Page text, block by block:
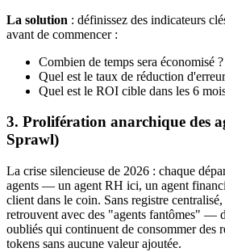
La solution : définissez des indicateurs
avant de commencer :
Combien de temps sera économisé ?
Quel est le taux de réduction
Quel est le ROI cible dans les 6
3. Prolifération anarchique des
Sprawl)
La crise silencieuse de 2026 : chaque
agents — un agent RH ici, un agent
client dans le coin. Sans registre
retrouvent avec des "agents fantômes" —
oubliés qui continuent de consommer des
tokens sans aucune valeur ajoutée.